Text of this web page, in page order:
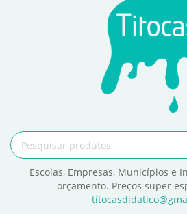
Escolas, Empresas, Municípios e
orçamento. Preços super